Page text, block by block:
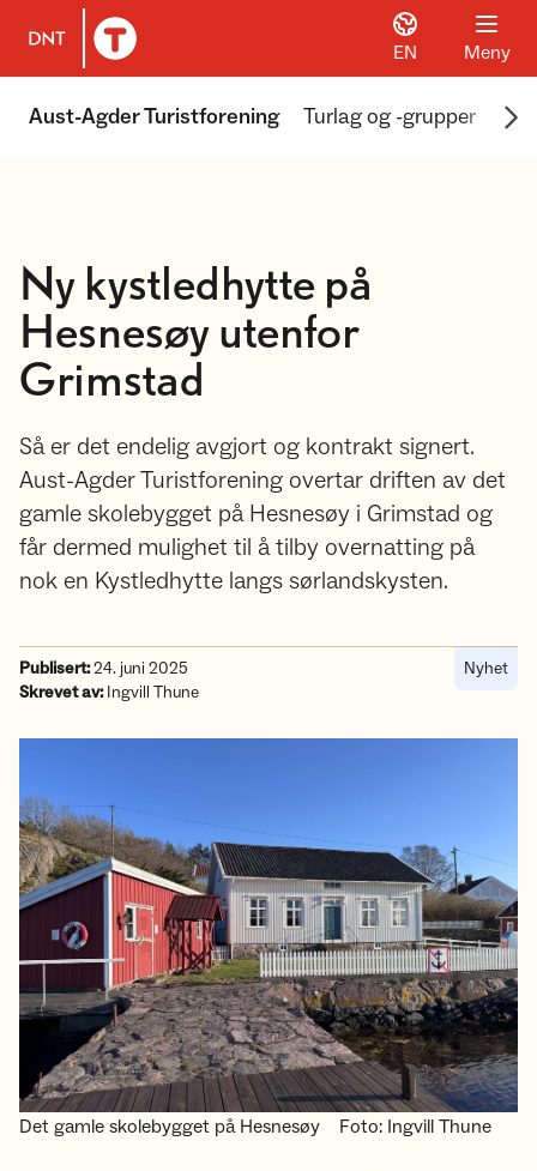
Til DNT.no forside
EN Meny
Aust-Agder Turistforening Turlag og -grupper
Ny kystledhytte på
Hesnesøy utenfor
Grimstad
Så er det endelig avgjort og kontrakt signert.
Aust-Agder Turistforening overtar driften av det
gamle skolebygget på Hesnesøy i Grimstad og
får dermed mulighet til å tilby overnatting på
nok en Kystledhytte langs sørlandskysten.
Publisert:24. juni 2025
Skrevet av:Ingvill Thune
Nyhet
Det gamle skolebygget på Hesnesøy Foto: Ingvill Thune